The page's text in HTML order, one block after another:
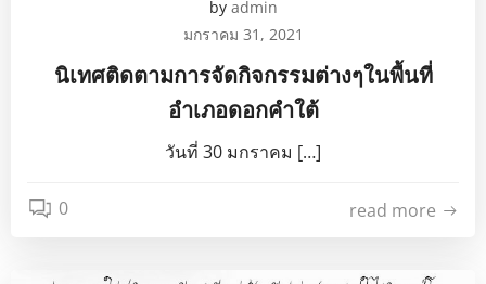
by admin
มกราคม 31, 2021
นิเทศติดตามการจัดกิจกรรมต่างๆในพื้นที่
อำเภอดอกคำใต้
วันที่ 30 มกราคม […]
0 read more